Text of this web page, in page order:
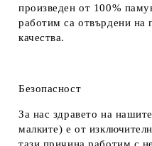
произведен от 100%
работим са отвърдени на
качества.
Безопасност
За нас здравето на
малките) е от